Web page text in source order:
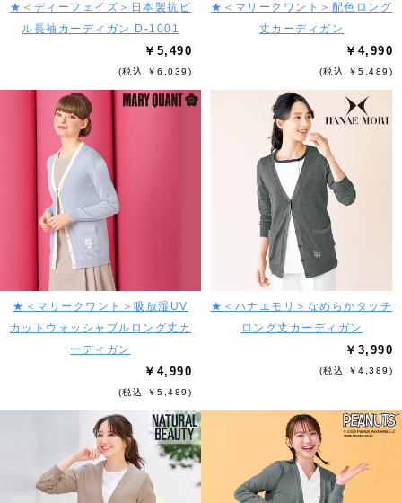
★＜ディーフェイズ＞日本製抗ピ
ル長袖カーディガン D-1001
￥5,490
(税込 ￥6,039)
★＜マリークワント＞配色ロング
丈カーディガン
￥4,990
(税込 ￥5,489)
★＜マリークワント＞吸放湿UV
カットウォッシャブルロング丈カ
ーディガン
￥4,990
(税込 ￥5,489)
★＜ハナエモリ＞なめらかタッチ
ロング丈カーディガン
￥3,990
(税込 ￥4,389)